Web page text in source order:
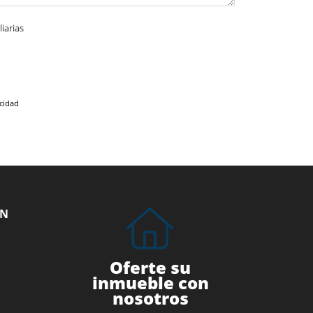
Oferte su
inmueble con
nosotros